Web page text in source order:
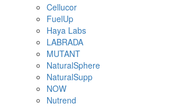
Cellucor
FuelUp
Haya Labs
LABRADA
MUTANT
NaturalSphere
NaturalSupp
NOW
Nutrend